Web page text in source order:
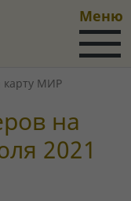
Меню
карту МИР
на
2021